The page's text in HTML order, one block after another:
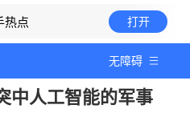
热点 打开
无障碍
中人工智能的军事